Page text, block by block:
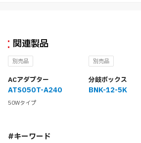
関連製品
別売品
ACアダプター
ATS050T-A240
50Wタイプ
別売品
分岐ボックス
BNK-12-5K
#キーワード